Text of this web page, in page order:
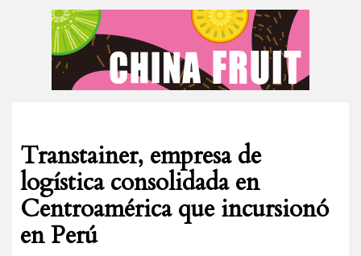
Transtainer, empresa de
logística consolidada en
Centroamérica que incursionó
en Perú